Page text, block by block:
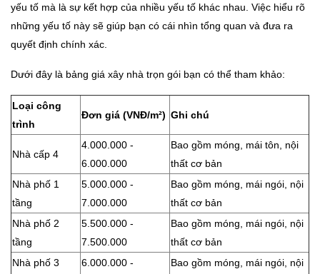
yếu tố mà là sự kết hợp của nhiều yếu tố khác nhau. Việc hiểu rõ
những yếu tố này sẽ giúp bạn có cái nhìn tổng quan và đưa ra
quyết định chính xác.
Dưới đây là bảng giá xây nhà trọn gói bạn có thể tham khảo:
Loại công
trình
Đơn giá (VNĐ/m²) Ghi chú
Nhà cấp 4
4.000.000 -
6.000.000
Bao gồm móng, mái tôn, nội
thất cơ bản
Nhà phố 1
tầng
5.000.000 -
7.000.000
Bao gồm móng, mái ngói, nội
thất cơ bản
Nhà phố 2
tầng
5.500.000 -
7.500.000
Bao gồm móng, mái ngói, nội
thất cơ bản
Nhà phố 3
6.000.000 - Bao gồm móng, mái ngói, nội